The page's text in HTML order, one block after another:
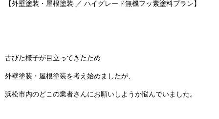
【外壁塗装・屋根塗装 ／ ハイグレード無機フッ素塗料プラン】
古びた様子が目立ってきたため
外壁塗装・屋根塗装を考え始めましたが、
浜松市内のどこの業者さんにお願いしようか悩んでいました。